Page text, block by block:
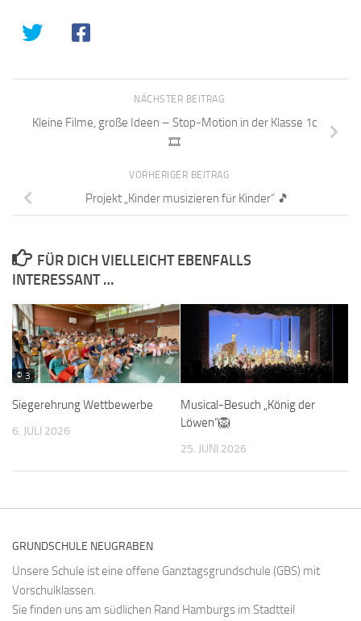
NÄCHSTER BEITRAG
Kleine Filme, große Ideen – Stop-Motion in der Klasse 1c
🎞️
VORHERIGER BEITRAG
Projekt „Kinder musizieren für Kinder“ 🎵
FÜR DICH VIELLEICHT EBENFALLS
INTERESSANT …
© 3
Siegerehrung Wettbewerbe
6. JULI 2026
Musical-Besuch „König der
Löwen“🦁
25. JUNI 2026
GRUNDSCHULE NEUGRABEN
Unsere Schule ist eine offene Ganztagsgrundschule (GBS) mit
Vorschulklassen.
Sie finden uns am südlichen Rand Hamburgs im Stadtteil